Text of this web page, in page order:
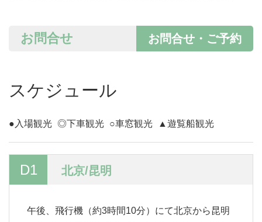
お問合せ・ご予約
お問合せ
スケジュール
●入場観光 ◎下車観光 ○車窓観光 ▲遊覧船観光
D1 北京/昆明
午後、飛行機（約3時間10分）にて北京から昆明